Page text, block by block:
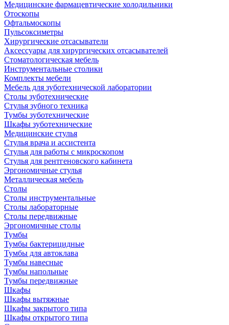
Медицинские фармацевтические холодильники
Отоскопы
Офтальмоскопы
Пульсоксиметры
Хирургические отсасыватели
Аксессуары для хирургических отсасывателей
Стоматологическая мебель
Инструментальные столики
Комплекты мебели
Мебель для зуботехнической лаборатории
Столы зуботехнические
Стулья зубного техника
Тумбы зуботехнические
Шкафы зуботехнические
Медицинские стулья
Стулья врача и ассистента
Стулья для работы с микроскопом
Стулья для рентгеновского кабинета
Эргономичные стулья
Металлическая мебель
Столы
Столы инструментальные
Столы лабораторные
Столы передвижные
Эргономичные столы
Тумбы
Тумбы бактерицидные
Тумбы для автоклава
Тумбы навесные
Тумбы напольные
Тумбы передвижные
Шкафы
Шкафы вытяжные
Шкафы закрытого типа
Шкафы открытого типа